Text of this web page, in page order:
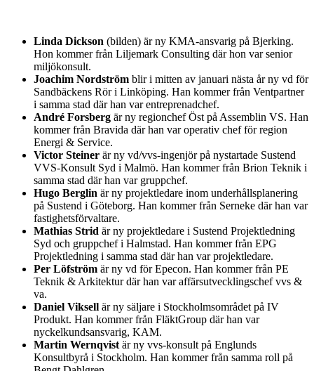
Linda Dickson (bilden) är ny KMA-ansvarig på Bjerking.
Hon kommer från Liljemark Consulting där hon var senior
miljökonsult.
Joachim Nordström blir i mitten av januari nästa år ny vd för
Sandbäckens Rör i Linköping. Han kommer från Ventpartner
i samma stad där han var entreprenadchef.
André Forsberg är ny regionchef Öst på Assemblin VS. Han
kommer från Bravida där han var operativ chef för region
Energi & Service.
Victor Steiner är ny vd/vvs-ingenjör på nystartade Sustend
VVS-Konsult Syd i Malmö. Han kommer från Brion Teknik i
samma stad där han var gruppchef.
Hugo Berglin är ny projektledare inom underhållsplanering
på Sustend i Göteborg. Han kommer från Serneke där han var
fastighetsförvaltare.
Mathias Strid är ny projektledare i Sustend Projektledning
Syd och gruppchef i Halmstad. Han kommer från EPG
Projektledning i samma stad där han var projektledare.
Per Löfström är ny vd för Epecon. Han kommer från PE
Teknik & Arkitektur där han var affärsutvecklingschef vvs &
va.
Daniel Viksell är ny säljare i Stockholmsområdet på IV
Produkt. Han kommer från FläktGroup där han var
nyckelkundsansvarig, KAM.
Martin Wernqvist är ny vvs-konsult på Englunds
Konsultbyrå i Stockholm. Han kommer från samma roll på